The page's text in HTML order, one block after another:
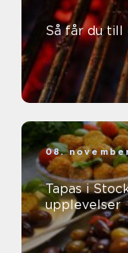
Så får du
08.
Tapas i
upplevelser